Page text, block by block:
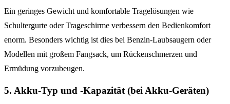
Ein geringes Gewicht und komfortable Tragelösungen wie
Schultergurte oder Trageschirme verbessern den Bedienkomfort
enorm. Besonders wichtig ist dies bei Benzin-Laubsaugern oder
Modellen mit großem Fangsack, um Rückenschmerzen und
Ermüdung vorzubeugen.
5. Akku-Typ und -Kapazität (bei Akku-Geräten)